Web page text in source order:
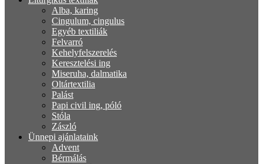
Alba, karing
Cingulum, cingulus
Egyéb textiliák
Felvarró
Kehelyfelszerelés
Keresztelési ing
Miseruha, dalmatika
Oltártextilia
Palást
Papi civil ing, póló
Stóla
Zászló
Ünnepi ajánlataink
Advent
Bérmálás